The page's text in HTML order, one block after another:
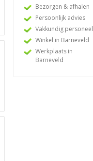
Bezorgen & afhalen
Persoonlijk advies
Vakkundig personeel
Winkel in Barneveld
Werkplaats in
Barneveld